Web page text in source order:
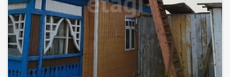
города. Городской комфорт: Ленинский район,
асфальтированные дороги до СНТ, близость к магазинам и
остановкам транспорта. Перспектива: Отличный вариант под
строительство жилого дома с возможностью городской
прописки. Растут плодовые деревья и кустарники. ⚖️
Юридическая информация: Один (1) собственник взрослый /
Нет обременений Свидетельство о праве собственности
готово ? Транспортная доступность: Идеальный вариант для